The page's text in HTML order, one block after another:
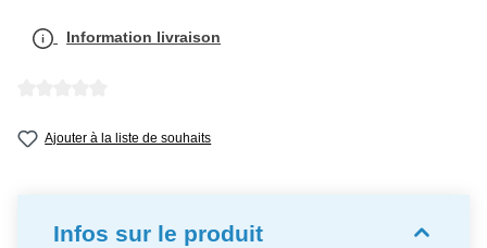
Information livraison
Ajouter à la liste de souhaits
Infos sur le produit